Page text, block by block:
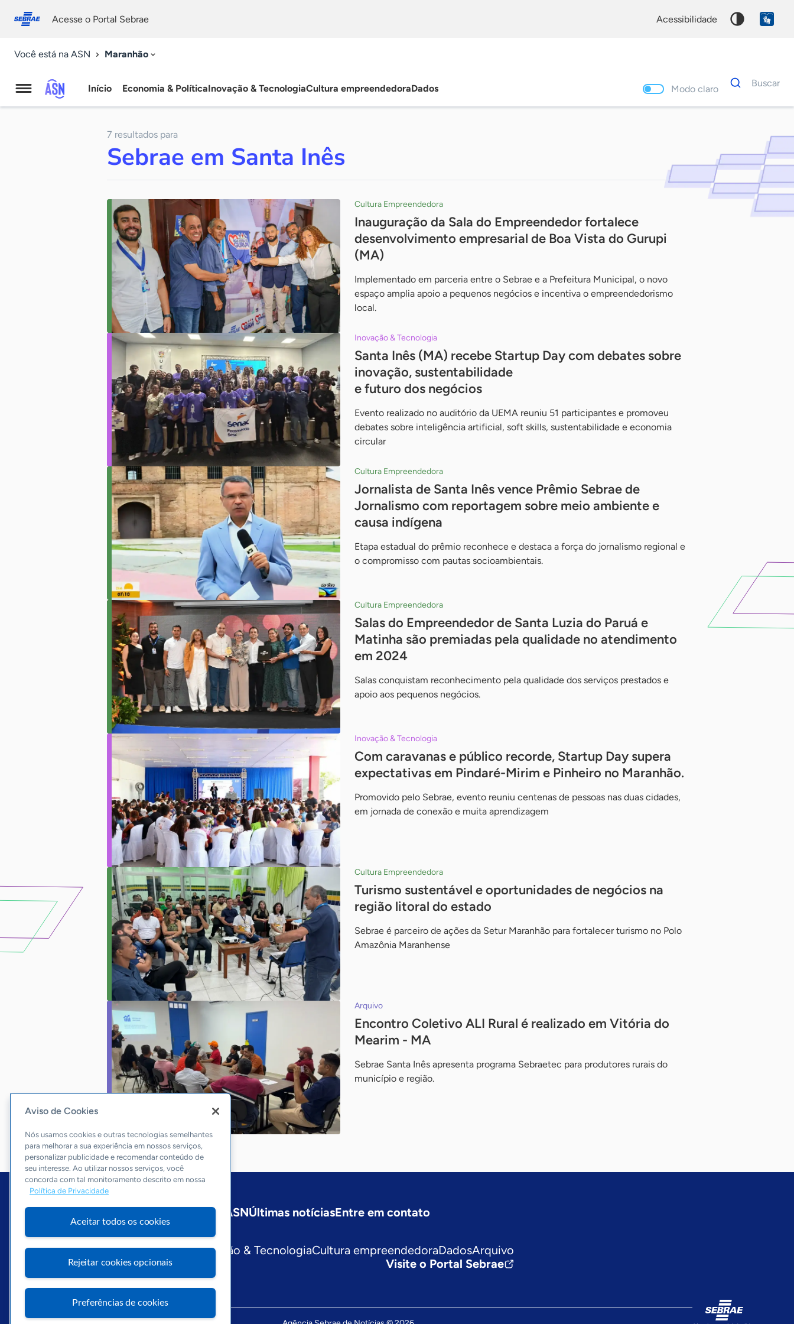
conosco
Acesse o Portal Sebrae acessibilidade
Você está na ASN Maranhão
Agência
Notícias
Início Economia & PolíticaInovação & TecnologiaCultura empreendedoraDados Modo claro
Dados
para
Buscar
7 resultados para
Sebrae em Santa Inês
Cultura Empreendedora
Inauguração da Sala do Empreendedor fortalece
desenvolvimento empresarial de Boa Vista do Gurupi
(MA)
Implementado em parceria entre o Sebrae e a Prefeitura Municipal, o novo
espaço amplia apoio a pequenos negócios e incentiva o empreendedorismo
local.
Inovação & Tecnologia
Santa Inês (MA) recebe Startup Day com debates sobre
inovação, sustentabilidade
e futuro dos negócios
Evento realizado no auditório da UEMA reuniu 51 participantes e promoveu
debates sobre inteligência artificial, soft skills, sustentabilidade e economia
circular
Cultura Empreendedora
Jornalista de Santa Inês vence Prêmio Sebrae de
Jornalismo com reportagem sobre meio ambiente e
causa indígena
Etapa estadual do prêmio reconhece e destaca a força do jornalismo regional e
o compromisso com pautas socioambientais.
Cultura Empreendedora
Salas do Empreendedor de Santa Luzia do Paruá e
Matinha são premiadas pela qualidade no atendimento
em 2024
Salas conquistam reconhecimento pela qualidade dos serviços prestados e
apoio aos pequenos negócios.
Inovação & Tecnologia
Com caravanas e público recorde, Startup Day supera
expectativas em Pindaré-Mirim e Pinheiro no Maranhão.
Promovido pelo Sebrae, evento reuniu centenas de pessoas nas duas cidades,
em jornada de conexão e muita aprendizagem
Cultura Empreendedora
Turismo sustentável e oportunidades de negócios na
região litoral do estado
Sebrae é parceiro de ações da Setur Maranhão para fortalecer turismo no Polo
Amazônia Maranhense
Arquivo
Encontro Coletivo ALI Rural é realizado em Vitória do
Mearim - MA
Sebrae Santa Inês apresenta programa Sebraetec para produtores rurais do
município e região.
Sobre a ASNÚltimas notíciasEntre em contato
Editorias
Economia & PolíticaInovação & TecnologiaCultura empreendedoraDadosArquivo
Visite o Portal Sebrae
Aviso de Cookies
Nós usamos cookies e outras tecnologias semelhantes
para melhorar a sua experiência em nossos serviços,
personalizar publicidade e recomendar conteúdo de
seu interesse. Ao utilizar nossos serviços, você
concorda com tal monitoramento descrito em nossa
Política de Privacidade
Aceitar todos os cookies
Rejeitar cookies opcionais
Preferências de cookies